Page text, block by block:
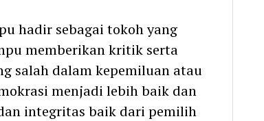
hadir sebagai tokoh yang
memberikan kritik serta
salah dalam kepemiluan atau
menjadi lebih baik dan
integritas baik dari pemilih